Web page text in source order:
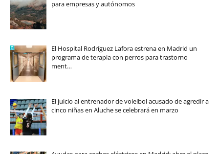
para empresas y autónomos
El Hospital Rodríguez Lafora estrena en Madrid un
programa de terapia con perros para trastorno
ment…
El juicio al entrenador de voleibol acusado de agredir a
cinco niñas en Aluche se celebrará en marzo